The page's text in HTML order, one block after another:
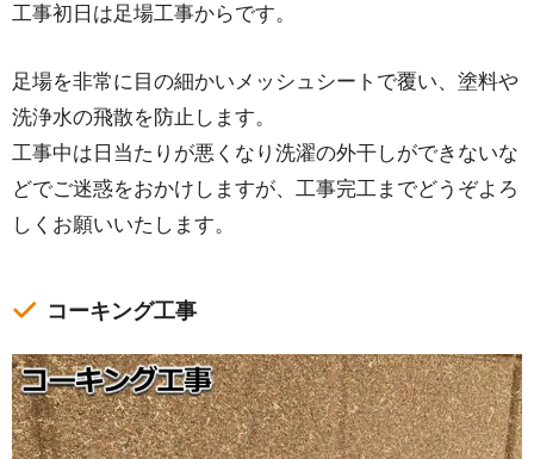
工事初日は足場工事からです。
足場を非常に目の細かいメッシュシートで覆い、塗料や
洗浄水の飛散を防止します。
工事中は日当たりが悪くなり洗濯の外干しができないな
どでご迷惑をおかけしますが、工事完工までどうぞよろ
しくお願いいたします。
コーキング工事